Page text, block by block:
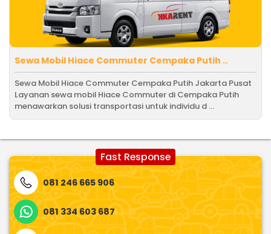
Sewa Mobil Hiace Commuter Cempaka Putih ..
Sewa Mobil Hiace Commuter Cempaka Putih Jakarta Pusat
Layanan sewa mobil Hiace Commuter di Cempaka Putih
menawarkan solusi transportasi untuk individu d ...
Fast Response
081 246 665 906
081 334 603 687